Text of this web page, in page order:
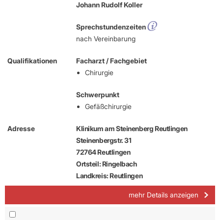
Johann Rudolf Koller
Sprechstundenzeiten
nach Vereinbarung
Qualifikationen
Facharzt / Fachgebiet
Chirurgie
Schwerpunkt
Gefäßchirurgie
Adresse
Klinikum am Steinenberg Reutlingen
Steinenbergstr. 31
72764 Reutlingen
Ortsteil: Ringelbach
Landkreis: Reutlingen
mehr Details anzeigen